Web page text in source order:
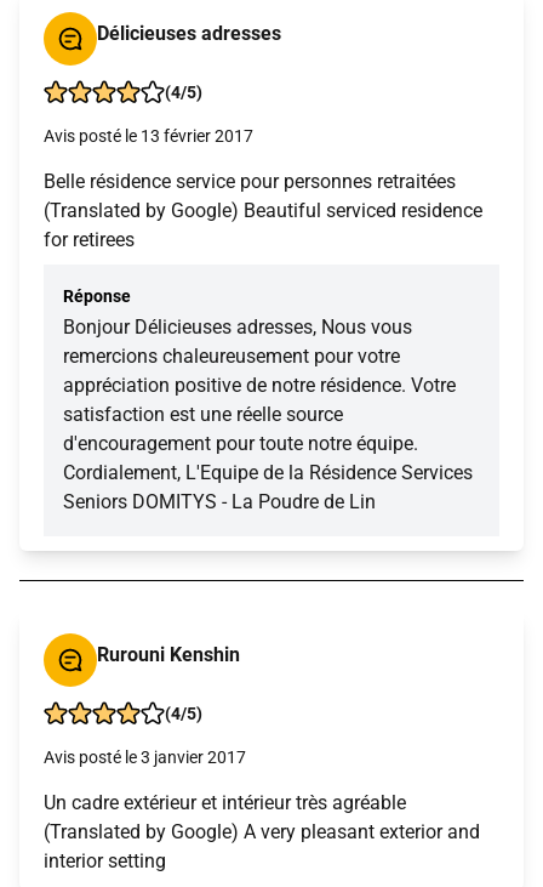
Délicieuses adresses
(4/5)
Avis posté le 13 février 2017
Belle résidence service pour personnes retraitées
(Translated by Google) Beautiful serviced residence
for retirees
Réponse
Bonjour Délicieuses adresses, Nous vous
remercions chaleureusement pour votre
appréciation positive de notre résidence. Votre
satisfaction est une réelle source
d'encouragement pour toute notre équipe.
Cordialement, L'Equipe de la Résidence Services
Seniors DOMITYS - La Poudre de Lin
Rurouni Kenshin
(4/5)
Avis posté le 3 janvier 2017
Un cadre extérieur et intérieur très agréable
(Translated by Google) A very pleasant exterior and
interior setting